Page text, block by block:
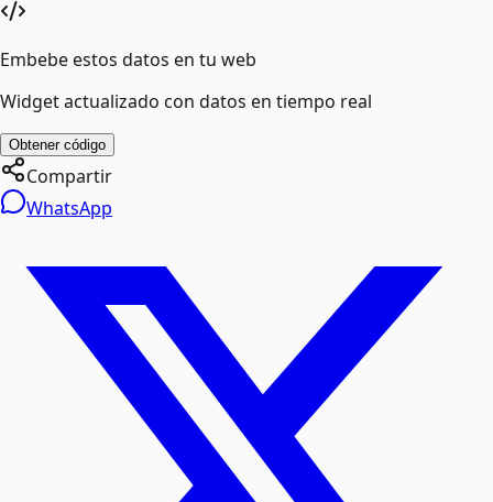
Embebe estos datos en tu web
Widget actualizado con datos en tiempo real
Obtener código
Compartir
WhatsApp